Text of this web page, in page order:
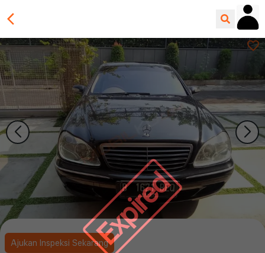
Expired
Ajukan Inspeksi Sekarang